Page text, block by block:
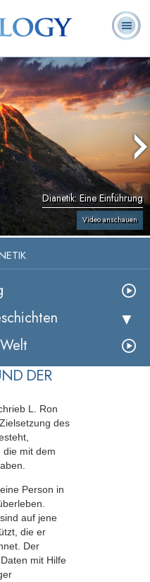
Häufig gestellte
Fragen
Bücher
Dianetik: Eine Einführung
Video anschauen
DER
L. Ron
des
die mit dem
Person in
auf jene
die er
Der
mit Hilfe